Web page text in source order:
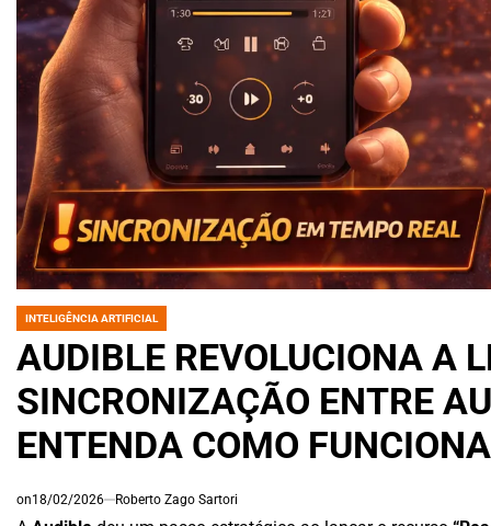
POSTED
INTELIGÊNCIA ARTIFICIAL
AUDIBLE REVOLUCIONA A
SINCRONIZAÇÃO ENTRE
ENTENDA COMO
on18/02/2026 Roberto Zago Sartori